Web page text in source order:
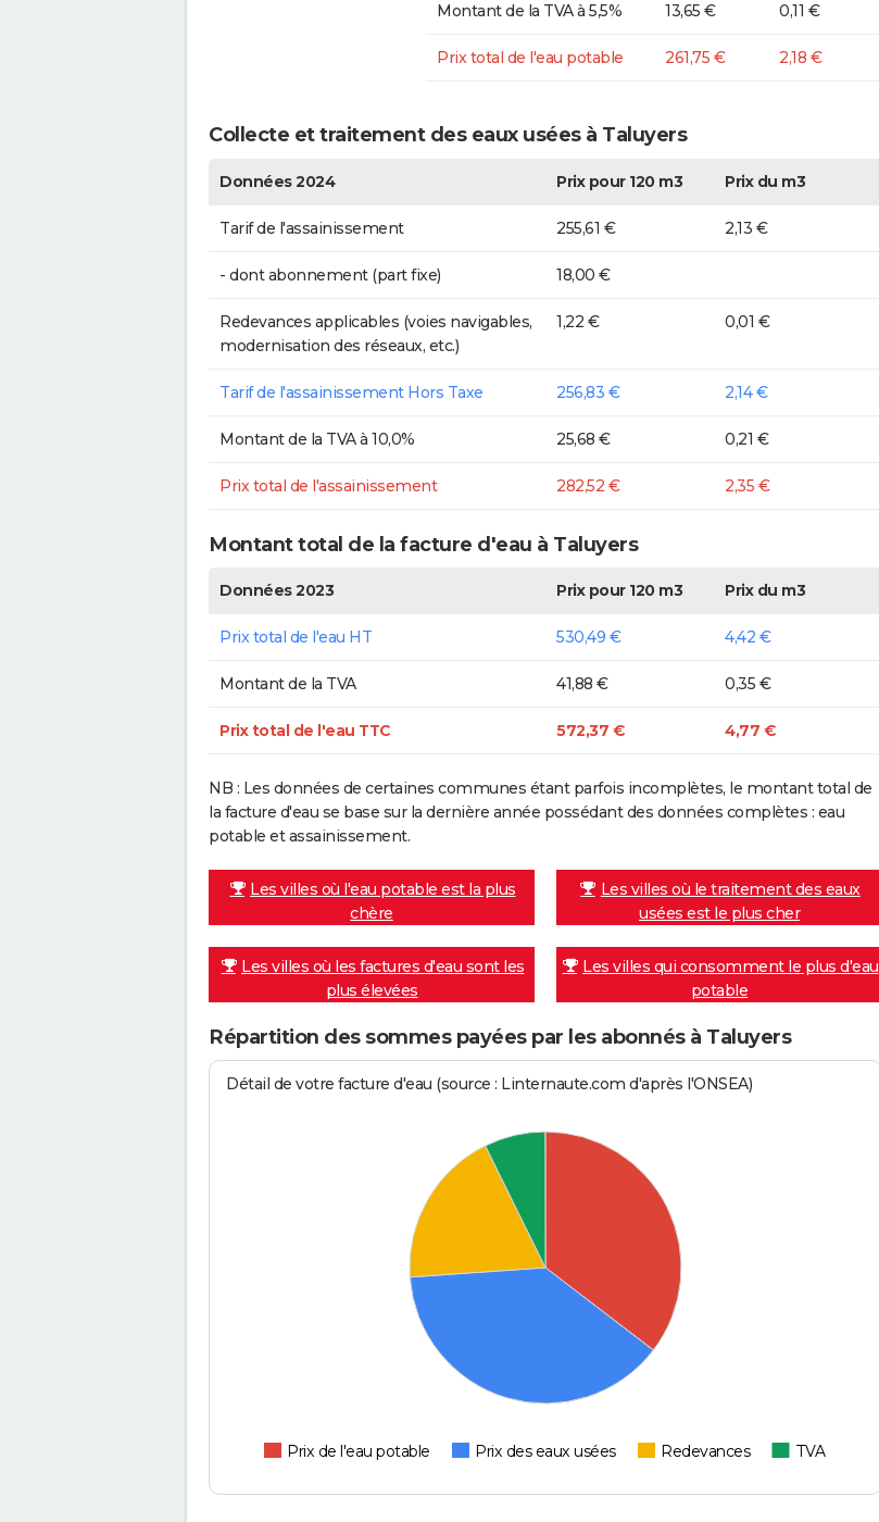
Montant de la TVA à 5,5% 13,65 € 0,11 €
Prix total de l'eau potable 261,75 € 2,18 €
Collecte et traitement des eaux usées à Taluyers
Données 2024 Prix pour 120 m3 Prix du m3
Tarif de l'assainissement 255,61 € 2,13 €
- dont abonnement (part fixe) 18,00 €
Redevances applicables (voies navigables,
modernisation des réseaux, etc.)
1,22 € 0,01 €
Tarif de l'assainissement Hors Taxe 256,83 € 2,14 €
Montant de la TVA à 10,0% 25,68 € 0,21 €
Prix total de l'assainissement 282,52 € 2,35 €
Montant total de la facture d'eau à Taluyers
Données 2023 Prix pour 120 m3 Prix du m3
Prix total de l'eau HT 530,49 € 4,42 €
Montant de la TVA 41,88 € 0,35 €
Prix total de l'eau TTC 572,37 € 4,77 €
NB : Les données de certaines communes étant parfois incomplètes, le montant total de
la facture d'eau se base sur la dernière année possédant des données complètes : eau
potable et assainissement.
Les villes où l'eau potable est la plus
chère
Les villes où le traitement des eaux
usées est le plus cher
Les villes où les factures d'eau sont les
plus élevées
Les villes qui consomment le plus d'eau
potable
Répartition des sommes payées par les abonnés à Taluyers
Détail de votre facture d'eau (source : Linternaute.com d'après l'ONSEA)
Prix de l'eau potable Prix des eaux usées Redevances TVA